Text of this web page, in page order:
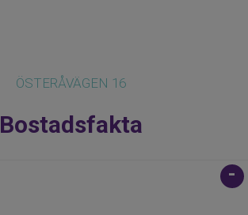
ÖSTERÅVÄGEN 16
Bostadsfakta